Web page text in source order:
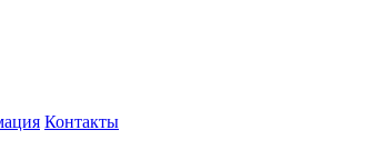
Контакты